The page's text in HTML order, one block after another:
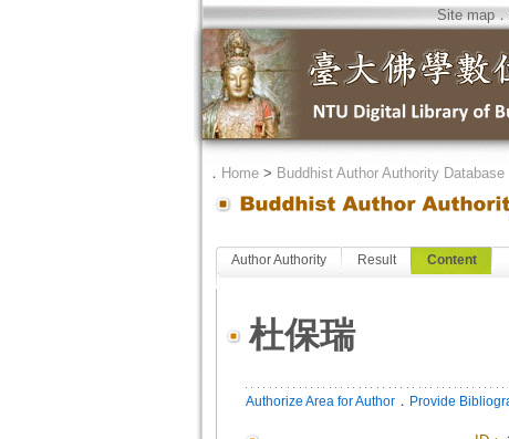
Site map．
． Home> Buddhist Author Authority Database
Author Authority Result Content
杜保瑞
Authorize Area for Author． Provide